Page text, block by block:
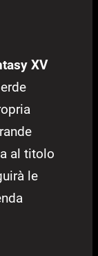
XV
al titolo
le